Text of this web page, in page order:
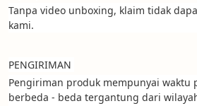
Tanpa video unboxing, klaim tidak
kami.
PENGIRIMAN
Pengiriman produk mempunyai waktu
berbeda - beda tergantung dari